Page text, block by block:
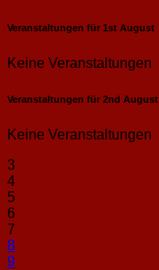
Veranstaltungen für 1st August
Keine Veranstaltungen
Veranstaltungen für 2nd August
Keine Veranstaltungen
3
4
5
6
7
8
9